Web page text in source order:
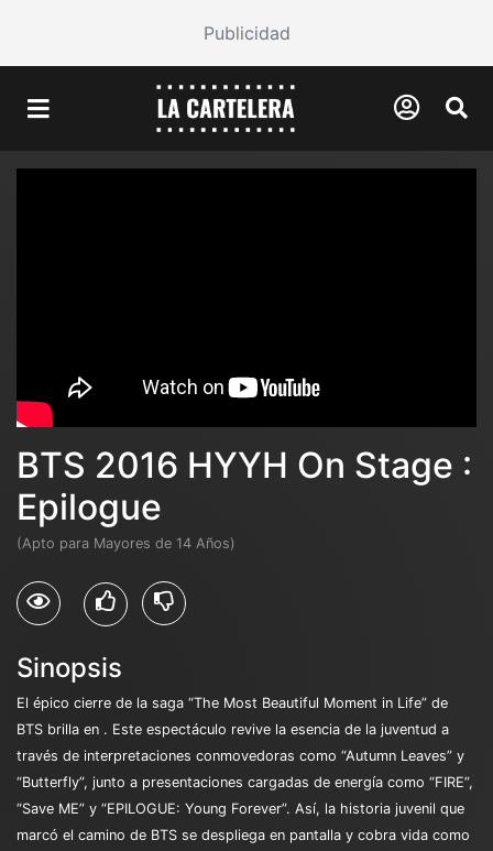
Publicidad
BTS 2016 HYYH On Stage :
Epilogue
(Apto para Mayores de 14 Años)
Sinopsis
El épico cierre de la saga “The Most Beautiful Moment in Life” de
BTS brilla en . Este espectáculo revive la esencia de la juventud a
través de interpretaciones conmovedoras como “Autumn Leaves” y
“Butterfly”, junto a presentaciones cargadas de energía como “FIRE”,
“Save ME” y “EPILOGUE: Young Forever”. Así, la historia juvenil que
marcó el camino de BTS se despliega en pantalla y cobra vida como